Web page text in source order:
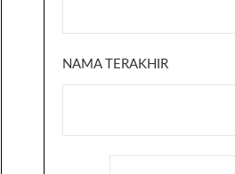
NAMA TERAKHIR